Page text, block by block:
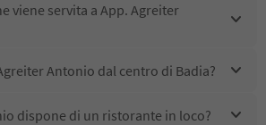
viene servita a App. Agreiter
Antonio dal centro di Badia?
dispone di un ristorante in loco?